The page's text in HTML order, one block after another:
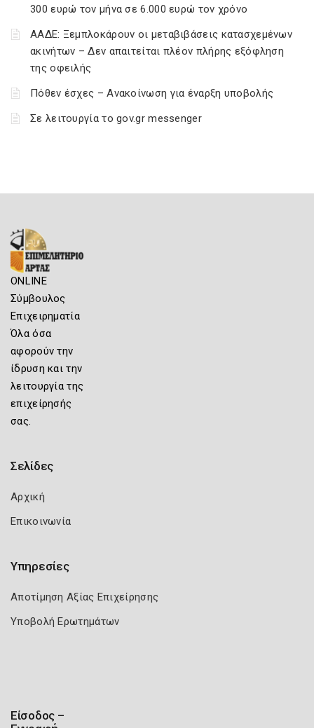
300 ευρώ τον μήνα σε 6.000 ευρώ τον χρόνο
ΑΑΔΕ: Ξεμπλοκάρουν οι μεταβιβάσεις κατασχεμένων
ακινήτων – Δεν απαιτείται πλέον πλήρης εξόφληση
της οφειλής
Πόθεν έσχες – Ανακοίνωση για έναρξη υποβολής
Σε λειτουργία το gov.gr messenger
ONLINE
Σύμβουλος
Επιχειρηματία
Όλα όσα
αφορούν την
ίδρυση και την
λειτουργία της
επιχείρησής
σας.
Σελίδες
Αρχική
Επικοινωνία
Υπηρεσίες
Αποτίμηση Αξίας Επιχείρησης
Υποβολή Ερωτημάτων
Είσοδος –